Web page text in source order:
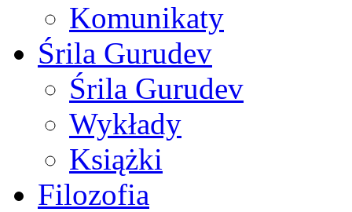
Komunikaty
Śrila Gurudev
Śrila Gurudev
Wykłady
Książki
Filozofia